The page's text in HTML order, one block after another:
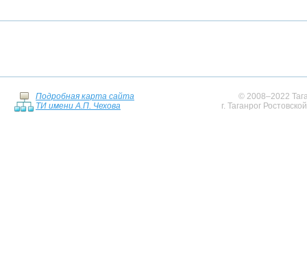
Подробная карта сайта
ТИ имени А.П. Чехова
© 2008–2022
г. Таганрог